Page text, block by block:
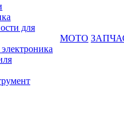
для
МОТО